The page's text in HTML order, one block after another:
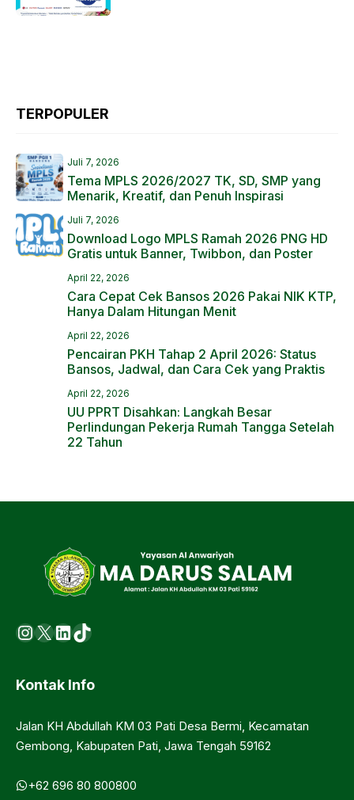
TERPOPULER
Juli 7, 2026
Tema MPLS 2026/2027 TK, SD, SMP yang
Menarik, Kreatif, dan Penuh Inspirasi
Juli 7, 2026
Download Logo MPLS Ramah 2026 PNG HD
Gratis untuk Banner, Twibbon, dan Poster
April 22, 2026
Cara Cepat Cek Bansos 2026 Pakai NIK KTP,
Hanya Dalam Hitungan Menit
April 22, 2026
Pencairan PKH Tahap 2 April 2026: Status
Bansos, Jadwal, dan Cara Cek yang Praktis
April 22, 2026
UU PPRT Disahkan: Langkah Besar
Perlindungan Pekerja Rumah Tangga Setelah
22 Tahun
Instagram
X LinkedIn
https://www.tiktok.com/
Kontak Info
Jalan KH Abdullah KM 03 Pati Desa Bermi, Kecamatan
Gembong, Kabupaten Pati, Jawa Tengah 59162
+62 696 80 800800